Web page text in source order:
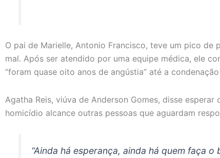
O pai de Marielle, Antonio Francisco, teve um pico de
mal. Após ser atendido por uma equipe médica, ele
“foram quase oito anos de angústia” até a
Agatha Reis, viúva de Anderson Gomes, disse
homicídio alcance outras pessoas que aguardam
“Ainda há esperança, ainda há quem faça